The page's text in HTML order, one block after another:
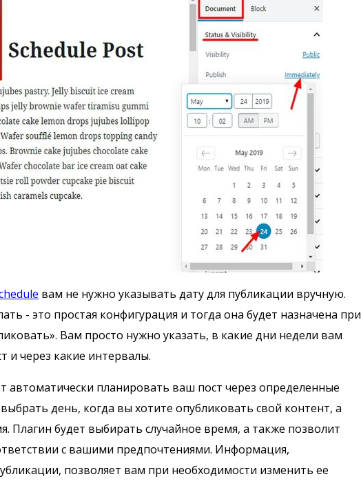
вам не нужно указывать дату для публикации вручную.
- это простая конфигурация и тогда она будет назначена при
Вам просто нужно указать, в какие дни недели вам
и через какие интервалы.
автоматически планировать ваш пост через определенные
день, когда вы хотите опубликовать свой контент, а
Плагин будет выбирать случайное время, а также позволит
с вашими предпочтениями. Информация,
позволяет вам при необходимости изменить ее